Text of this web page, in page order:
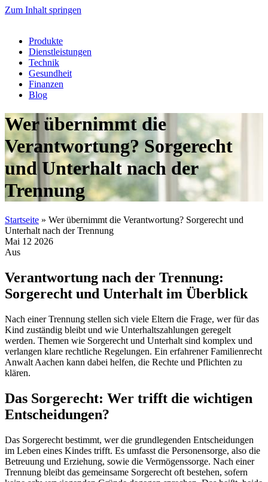
Zum Inhalt springen
Produkte
Dienstleistungen
Technik
Gesundheit
Finanzen
Blog
Wer übernimmt die
Verantwortung? Sorgerecht
und Unterhalt nach der
Trennung
Startseite » Wer übernimmt die Verantwortung? Sorgerecht und
Unterhalt nach der Trennung
Mai 12 2026
Aus
Verantwortung nach der Trennung:
Sorgerecht und Unterhalt im Überblick
Nach einer Trennung stellen sich viele Eltern die Frage, wer für das
Kind zuständig bleibt und wie Unterhaltszahlungen geregelt
werden. Themen wie Sorgerecht und Unterhalt sind komplex und
verlangen klare rechtliche Regelungen. Ein erfahrener Familienrecht
Anwalt Aachen kann dabei helfen, die Rechte und Pflichten zu
klären.
Das Sorgerecht: Wer trifft die wichtigen
Entscheidungen?
Das Sorgerecht bestimmt, wer die grundlegenden Entscheidungen
im Leben eines Kindes trifft. Es umfasst die Personensorge, also die
Betreuung und Erziehung, sowie die Vermögenssorge. Nach einer
Trennung bleibt das gemeinsame Sorgerecht oft bestehen, sofern